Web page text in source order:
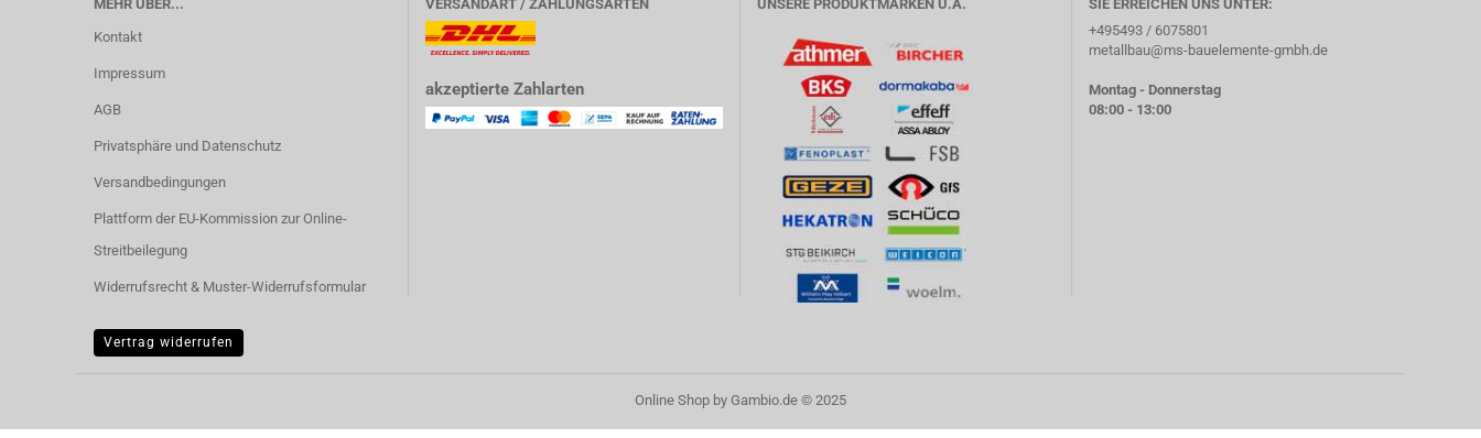
MEHR ÜBER...
Kontakt
Impressum
AGB
Privatsphäre und Datenschutz
Versandbedingungen
Plattform der EU-Kommission zur Online-
Streitbeilegung
Widerrufsrecht & Muster-Widerrufsformular
VERSANDART / ZAHLUNGSARTEN
akzeptierte Zahlarten
UNSERE PRODUKTMARKEN U.A.
SIE ERREICHEN UNS UNTER:
+495493 / 6075801
metallbau@ms-bauelemente-gmbh.de
Montag - Donnerstag
08:00 - 13:00
Vertrag widerrufen
Online Shop by Gambio.de © 2025